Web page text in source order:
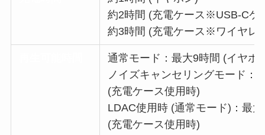
約2時間 (充電ケース※USB-Cケ
約3時間 (充電ケース※ワイヤレ
通常モード：最⼤9時間 (イヤホ
ノイズキャンセリングモード：
(充電ケース使用時)
LDAC使用時 (通常モード)：最
(充電ケース使⽤時)